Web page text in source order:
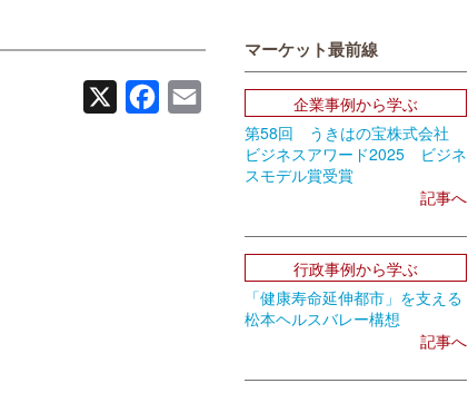
FacebookEmail
マーケット最前線
企業事例から学ぶ
第58回 うきはの宝株式会社
ビジネスアワード2025 ビジネ
スモデル賞受賞
記事へ
行政事例から学ぶ
「健康寿命延伸都市」を支える
松本ヘルスバレー構想
記事へ